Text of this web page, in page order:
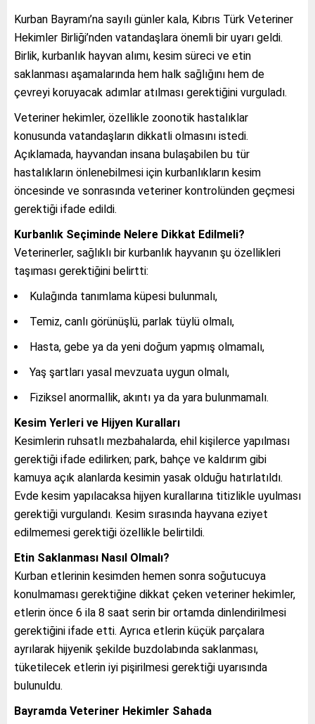
Kurban Bayramı’na sayılı günler kala, Kıbrıs Türk Veteriner
Hekimler Birliği’nden vatandaşlara önemli bir uyarı geldi.
Birlik, kurbanlık hayvan alımı, kesim süreci ve etin
saklanması aşamalarında hem halk sağlığını hem de
çevreyi koruyacak adımlar atılması gerektiğini vurguladı.
Veteriner hekimler, özellikle zoonotik hastalıklar
konusunda vatandaşların dikkatli olmasını istedi.
Açıklamada, hayvandan insana bulaşabilen bu tür
hastalıkların önlenebilmesi için kurbanlıkların kesim
öncesinde ve sonrasında veteriner kontrolünden geçmesi
gerektiği ifade edildi.
Kurbanlık Seçiminde Nelere Dikkat Edilmeli?
Veterinerler, sağlıklı bir kurbanlık hayvanın şu özellikleri
taşıması gerektiğini belirtti:
Kulağında tanımlama küpesi bulunmalı,
Temiz, canlı görünüşlü, parlak tüylü olmalı,
Hasta, gebe ya da yeni doğum yapmış olmamalı,
Yaş şartları yasal mevzuata uygun olmalı,
Fiziksel anormallik, akıntı ya da yara bulunmamalı.
Kesim Yerleri ve Hijyen Kuralları
Kesimlerin ruhsatlı mezbahalarda, ehil kişilerce yapılması
gerektiği ifade edilirken; park, bahçe ve kaldırım gibi
kamuya açık alanlarda kesimin yasak olduğu hatırlatıldı.
Evde kesim yapılacaksa hijyen kurallarına titizlikle uyulması
gerektiği vurgulandı. Kesim sırasında hayvana eziyet
edilmemesi gerektiği özellikle belirtildi.
Etin Saklanması Nasıl Olmalı?
Kurban etlerinin kesimden hemen sonra soğutucuya
konulmaması gerektiğine dikkat çeken veteriner hekimler,
etlerin önce 6 ila 8 saat serin bir ortamda dinlendirilmesi
gerektiğini ifade etti. Ayrıca etlerin küçük parçalara
ayrılarak hijyenik şekilde buzdolabında saklanması,
tüketilecek etlerin iyi pişirilmesi gerektiği uyarısında
bulunuldu.
Bayramda Veteriner Hekimler Sahada